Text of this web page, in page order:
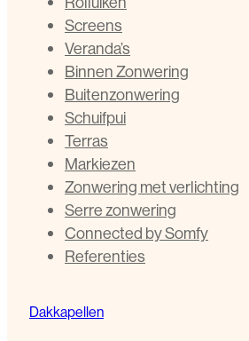
Screens
Veranda’s
Binnen Zonwering
Buitenzonwering
Schuifpui
Terras
Markiezen
Zonwering met verlichting
Serre zonwering
Connected by Somfy
Referenties
Dakkapellen